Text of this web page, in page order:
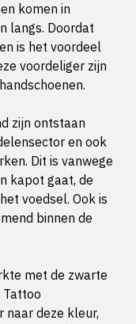
komen in
langs. Doordat
is het voordeel
voordeliger zijn
zijn ontstaan
en ook
Dit is vanwege
kapot gaat, de
voedsel. Ook is
binnen de
met de zwarte
Tattoo
naar deze kleur,